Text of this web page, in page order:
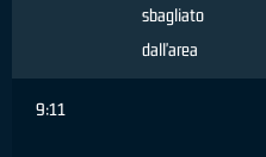
sbagliato
dall'area
9:11